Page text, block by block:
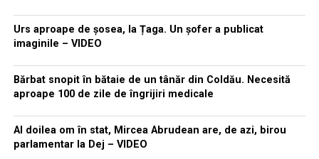
Urs aproape de șosea, la Țaga. Un șofer a publicat
imaginile – VIDEO
Bărbat snopit în bătaie de un tânăr din Coldău. Necesită
aproape 100 de zile de îngrijiri medicale
Al doilea om în stat, Mircea Abrudean are, de azi, birou
parlamentar la Dej – VIDEO